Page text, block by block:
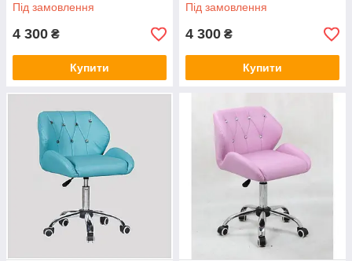
Під замовлення
4 300 ₴
Купити
Під замовлення
4 300 ₴
Купити